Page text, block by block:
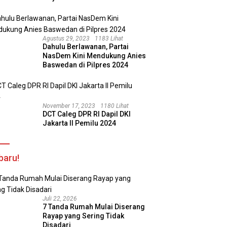
Agustus 29, 2023 1183 Lihat
Dahulu Berlawanan, Partai
NasDem Kini Mendukung Anies
Baswedan di Pilpres 2024
November 17, 2023 1180 Lihat
DCT Caleg DPR RI Dapil DKI
Jakarta II Pemilu 2024
Juli 22, 2026
7 Tanda Rumah Mulai Diserang
Rayap yang Sering Tidak
Disadari